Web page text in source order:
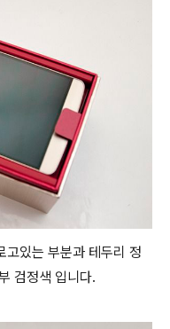
고있는 부분과 테두리 정
검정색 입니다.